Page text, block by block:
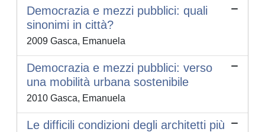
Democrazia e mezzi pubblici: quali
sinonimi in città?
2009 Gasca, Emanuela
Democrazia e mezzi pubblici: verso
una mobilità urbana sostenibile
2010 Gasca, Emanuela
Le difficili condizioni degli architetti più